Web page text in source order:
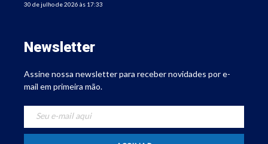
30 de julho de 2026 às 17:33
Newsletter
Assine nossa newsletter para receber novidades por e-
mail em primeira mão.